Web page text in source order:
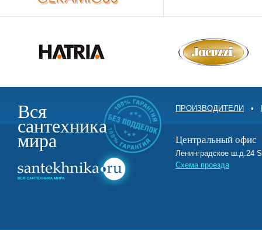
Вся
сантехника
мира
ПРОИЗВОДИТЕЛИ •
Центральный офис
Ленинградское ш.д.24
Схема проезда